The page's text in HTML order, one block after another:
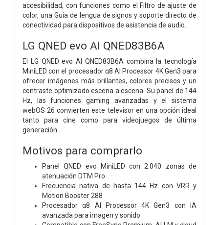
accesibilidad, con funciones como el Filtro de ajuste de
color, una Guía de lengua de signos y soporte directo de
conectividad para dispositivos de asistencia de audio.
LG QNED evo AI QNED83B6A
El LG QNED evo AI QNED83B6A combina la tecnología
MiniLED con el procesador α8 AI Processor 4K Gen3 para
ofrecer imágenes más brillantes, colores precisos y un
contraste optimizado escena a escena. Su panel de 144
Hz, las funciones gaming avanzadas y el sistema
webOS 26 convierten este televisor en una opción ideal
tanto para cine como para videojuegos de última
generación.
Motivos para comprarlo
Panel QNED evo MiniLED con 2.040 zonas de
atenuación DTM Pro
Frecuencia nativa de hasta 144 Hz con VRR y
Motion Booster 288
Procesador α8 AI Processor 4K Gen3 con IA
avanzada para imagen y sonido